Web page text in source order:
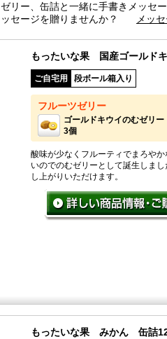
リー、缶詰と一緒に手書きメッセ
セージを贈りませんか？
メッ
もったいな果 国産ゴールド
ご自宅用 段ボール箱入り
フルーツゼリー
ゴールドキウイのむゼリー
3個
酸味が少なくフルーティでまろや
いのでのむゼリーとして誕生しま
し上がりいただけます。
もったいな果 みかん 缶詰